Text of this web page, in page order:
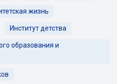
жизнь
Институт детства
образования и